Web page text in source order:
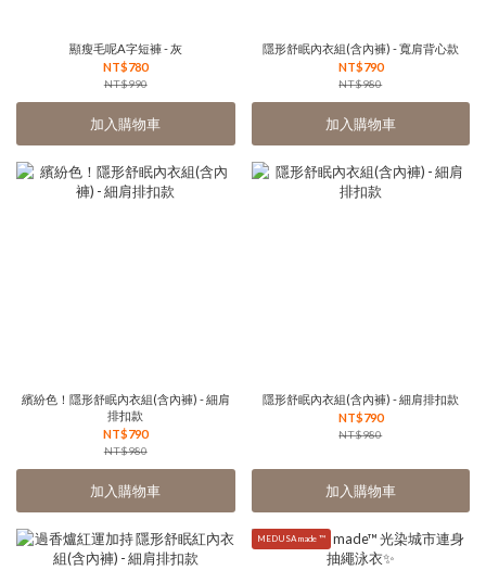
顯瘦毛呢A字短褲 - 灰
NT$780
NT$990
加入購物車
隱形舒眠內衣組(含內褲) - 寬肩背心款
NT$790
NT$980
加入購物車
繽紛色！隱形舒眠內衣組(含內褲) - 細肩
排扣款
NT$790
NT$980
加入購物車
隱形舒眠內衣組(含內褲) - 細肩排扣款
NT$790
NT$980
加入購物車
MEDUSA made ™